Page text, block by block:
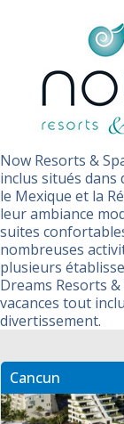
Now Resorts &
inclus situés
le Mexique et la
leur ambiance
suites
nombreuses
plusieurs
Dreams Resorts
vacances tout
divertissement.
Cancun